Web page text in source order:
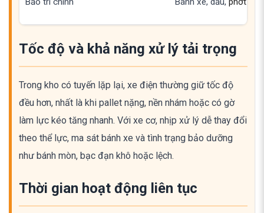
Tốc độ và khả năng xử lý tải trọng
Trong kho có tuyến lặp lại, xe điện thường giữ tốc độ
đều hơn, nhất là khi pallet nặng, nền nhám hoặc có gờ
làm lực kéo tăng nhanh. Với xe cơ, nhịp xử lý dễ thay đổi
theo thể lực, ma sát bánh xe và tình trạng bảo dưỡng
như bánh mòn, bạc đạn khô hoặc lệch.
Thời gian hoạt động liên tục